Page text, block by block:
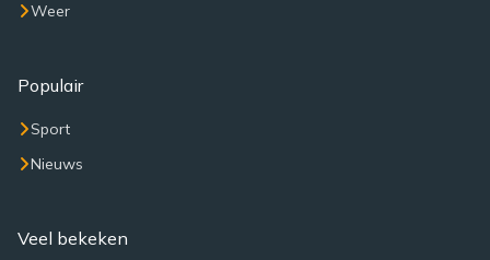
Weer
Populair
Sport
Nieuws
Veel bekeken